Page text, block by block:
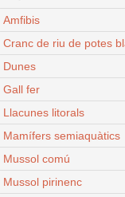
Amfibis
Cranc de riu de potes
Dunes
Gall fer
Llacunes litorals
Mamífers semiaquàtics
Mussol comú
Mussol pirinenc